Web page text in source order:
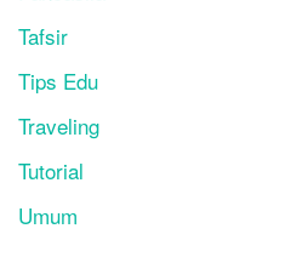
Tafsir
Tips Edu
Traveling
Tutorial
Umum